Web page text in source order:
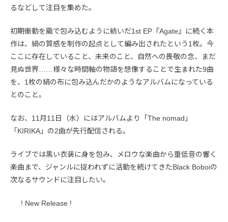
るなどして注目を集めた。
初期衝動を繭で包み込むように紡いだ1st EP『Agate』に続く本
作は、絹の質感を制作の起点として編み出されたという1枚。今
ここに存在していること、未来のこと、自然への畏敬の念、まだ
見ぬ世界……様々な時間軸の物語を想像することで生まれた9曲
を、1枚の絹の布に包み込んだかのようなアルバムになっている
とのこと。
なお、11月11日（水）にはアルバムより「The nomad」
「KIRIKA」の2曲が先行配信される。
ライブでは黒い衣装に身を包み、メロウな楽曲から重低音の響く
楽曲まで、ジャンルに捉われずに活動を続けてきたBlack Boboiの
次なるサウンドに注目したい。
! New Release !